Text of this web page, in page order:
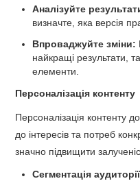
Аналізуйте
визначте, яка версія
Впроваджуйте зміни:
найкращі результати,
елементи.
Персоналізація контенту
Персоналізація контенту
до інтересів та потреб
значно підвищити
Сегментація